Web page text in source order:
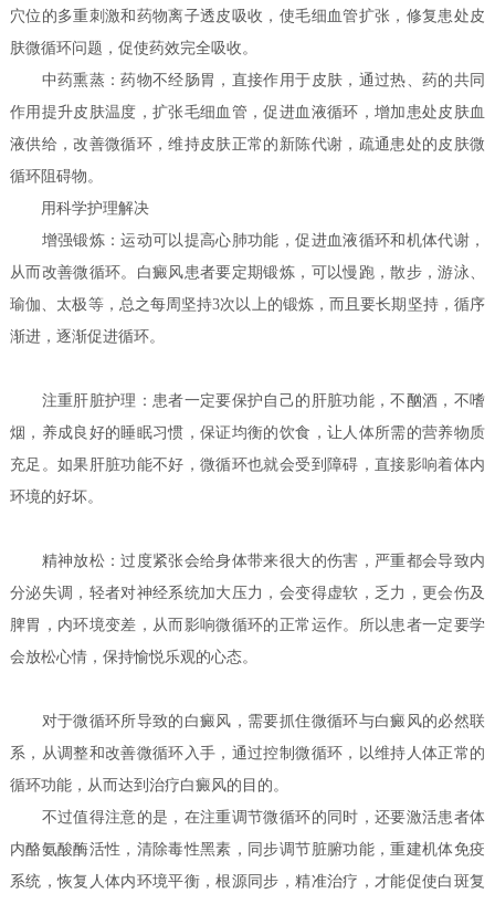
穴位的多重刺激和药物离子透皮吸收，使毛细血管扩张，修复患处皮
肤微循环问题，促使药效完全吸收。
中药熏蒸：药物不经肠胃，直接作用于皮肤，通过热、药的共同
作用提升皮肤温度，扩张毛细血管，促进血液循环，增加患处皮肤血
液供给，改善微循环，维持皮肤正常的新陈代谢，疏通患处的皮肤微
循环阻碍物。
用科学护理解决
增强锻炼：运动可以提高心肺功能，促进血液循环和机体代谢，
从而改善微循环。白癜风患者要定期锻炼，可以慢跑，散步，游泳、
瑜伽、太极等，总之每周坚持3次以上的锻炼，而且要长期坚持，循序
渐进，逐渐促进循环。
注重肝脏护理：患者一定要保护自己的肝脏功能，不酗酒，不嗜
烟，养成良好的睡眠习惯，保证均衡的饮食，让人体所需的营养物质
充足。如果肝脏功能不好，微循环也就会受到障碍，直接影响着体内
环境的好坏。
精神放松：过度紧张会给身体带来很大的伤害，严重都会导致内
分泌失调，轻者对神经系统加大压力，会变得虚软，乏力，更会伤及
脾胃，内环境变差，从而影响微循环的正常运作。所以患者一定要学
会放松心情，保持愉悦乐观的心态。
对于微循环所导致的白癜风，需要抓住微循环与白癜风的必然联
系，从调整和改善微循环入手，通过控制微循环，以维持人体正常的
循环功能，从而达到治疗白癜风的目的。
不过值得注意的是，在注重调节微循环的同时，还要激活患者体
内酪氨酸酶活性，清除毒性黑素，同步调节脏腑功能，重建机体免疫
系统，恢复人体内环境平衡，根源同步，精准治疗，才能促使白斑复